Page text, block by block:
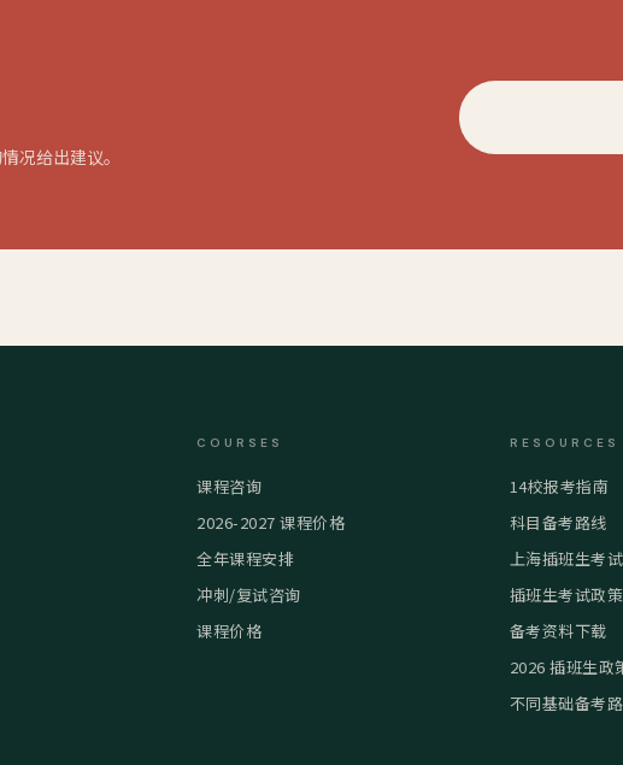
况给出建议。
COURSES
课程咨询
2026-2027 课程价格
全年课程安排
冲刺/复试咨询
课程价格
RESOURCES
14校报考指南
科目备考路线
上海插班生考
插班生考试政
备考资料下载
2026 插班生政
不同基础备考